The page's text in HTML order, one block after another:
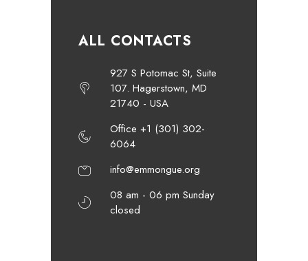
ALL CONTACTS
927 S Potomac St, Suite
107. Hagerstown, MD
21740 - USA
Office +1 (301) 302-
6064
info@emmongue.org
08 am - 06 pm Sunday
closed